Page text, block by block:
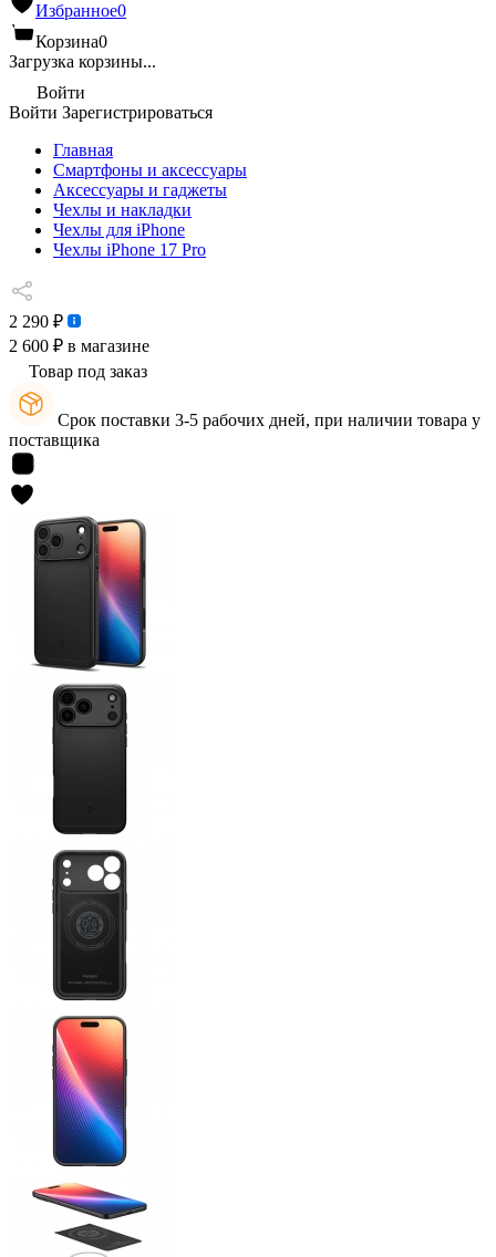
Избранное0
Корзина0
Загрузка корзины...
Войти
Войти Зарегистрироваться
Главная
Смартфоны и аксессуары
Аксессуары и гаджеты
Чехлы и накладки
Чехлы для iPhone
Чехлы iPhone 17 Pro
2 290 ₽
2 600 ₽ в магазине
Товар под заказ
Срок поставки 3-5 рабочих дней, при наличии товара у
поставщика